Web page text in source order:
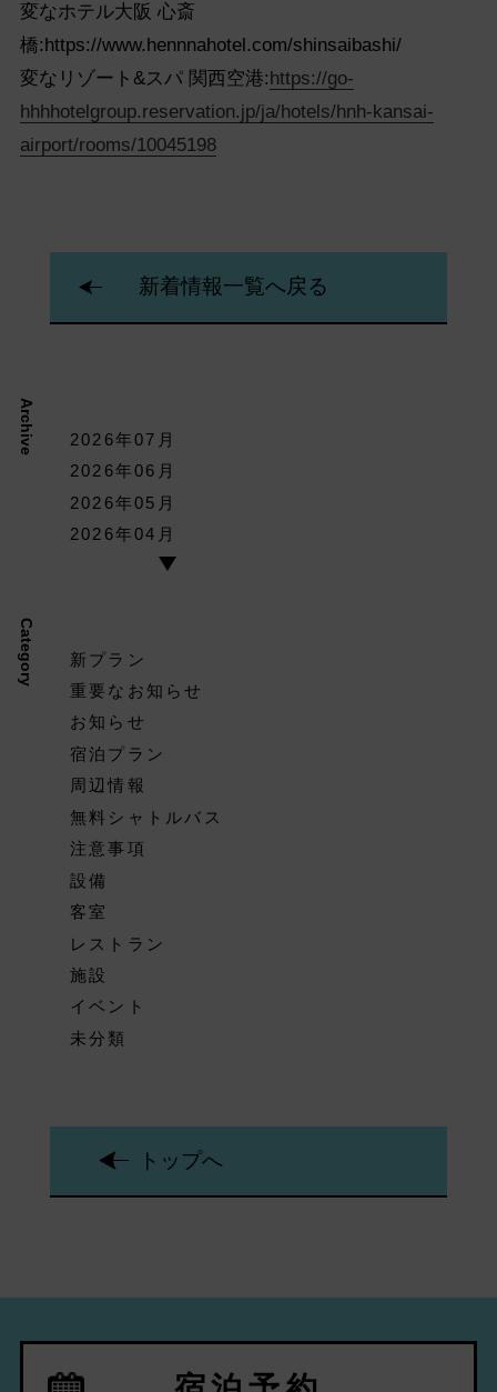
変なホテル大阪 心斎
橋:https://www.hennnahotel.com/shinsaibashi/
変なリゾート&スパ 関西空港: https://go-
hhhhotelgroup.reservation.jp/ja/hotels/hnh-kansai-
airport/rooms/10045198
新着情報一覧へ戻る
Archive
2026年07月
2026年06月
2026年05月
2026年04月
Category
新プラン
重要なお知らせ
お知らせ
宿泊プラン
周辺情報
無料シャトルバス
注意事項
設備
客室
レストラン
施設
イベント
未分類
トップへ